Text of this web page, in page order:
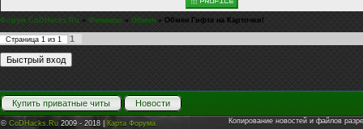
Форум CoDHacks.Ru » Финансы » Обмен » Обмен Гифта на Карточки!
Страница 1 из 1 1
Купить приватные читы Новости
© CoDHacks.Ru 2009 - 2018 | Карта Форума Копирование новостей и файлов